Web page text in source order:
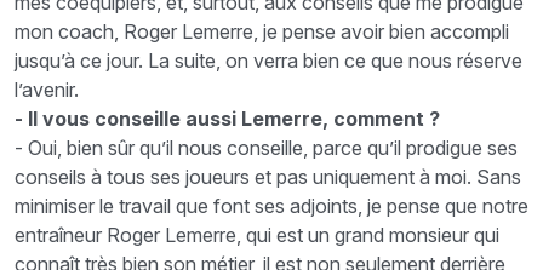
mon coach, Roger Lemerre, je pense avoir bien accompli
jusqu’à ce jour. La suite, on verra bien ce que nous réserve
l’avenir.
- Il vous conseille aussi Lemerre, comment ?
- Oui, bien sûr qu’il nous conseille, parce qu’il prodigue ses
conseils à tous ses joueurs et pas uniquement à moi. Sans
minimiser le travail que font ses adjoints, je pense que notre
entraîneur Roger Lemerre, qui est un grand monsieur qui
connaît très bien son métier, il est non seulement derrière